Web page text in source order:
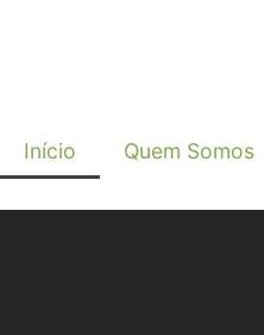
Início Quem Somos